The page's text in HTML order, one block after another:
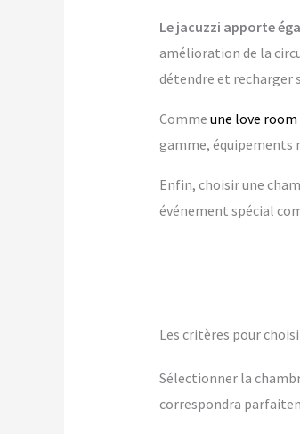
Le jacuzzi apporte
amélioration de la
détendre et recharger
Comme une love room
gamme, équipements
Enfin, choisir une
événement spécial
Les critères pour
Sélectionner la
correspondra